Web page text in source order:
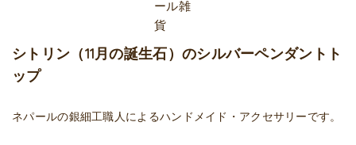
シトリン（11月の誕生石）のシルバーペンダントト
ップ
ネパールの銀細工職人によるハンドメイド・アクセサリーです。